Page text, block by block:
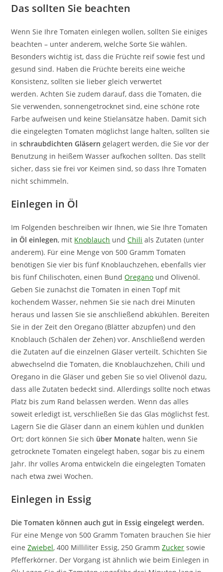
Das sollten Sie beachten
Wenn Sie Ihre Tomaten einlegen wollen, sollten Sie einiges
beachten – unter anderem, welche Sorte Sie wählen.
Besonders wichtig ist, dass die Früchte reif sowie fest und
gesund sind. Haben die Früchte bereits eine weiche
Konsistenz, sollten sie lieber gleich verwertet
werden. Achten Sie zudem darauf, dass die Tomaten, die
Sie verwenden, sonnengetrocknet sind, eine schöne rote
Farbe aufweisen und keine Stielansätze haben. Damit sich
die eingelegten Tomaten möglichst lange halten, sollten sie
inschraubdichten Gläsern gelagert werden, die Sie vor der
Benutzung in heißem Wasser aufkochen sollten. Das stellt
sicher, dass sie frei vor Keimen sind, so dass Ihre Tomaten
nicht schimmeln.
Einlegen in Öl
Im Folgenden beschreiben wir Ihnen, wie Sie Ihre Tomaten
in Öl einlegen, mit Knoblauch undChili als Zutaten (unter
anderem). Für eine Menge von 500 Gramm Tomaten
benötigen Sie vier bis fünf Knoblauchzehen, ebenfalls vier
bis fünf Chilischoten, einen BundOregano und Olivenöl.
Geben Sie zunächst die Tomaten in einen Topf mit
kochendem Wasser, nehmen Sie sie nach drei Minuten
heraus und lassen Sie sie anschließend abkühlen. Bereiten
Sie in der Zeit den Oregano (Blätter abzupfen) und den
Knoblauch (Schälen der Zehen) vor. Anschließend werden
die Zutaten auf die einzelnen Gläser verteilt. Schichten Sie
abwechselnd die Tomaten, die Knoblauchzehen, Chili und
Oregano in die Gläser und geben Sie so viel Olivenöl dazu,
dass alle Zutaten bedeckt sind. Allerdings sollte noch etwas
Platz bis zum Rand belassen werden. Wenn das alles
soweit erledigt ist, verschließen Sie das Glas möglichst fest.
Lagern Sie die Gläser dann an einem kühlen und dunklen
Ort; dort können Sie sich über Monate halten, wenn Sie
getrocknete Tomaten eingelegt haben, sogar bis zu einem
Jahr. Ihr volles Aroma entwickeln die eingelegten Tomaten
nach etwa zwei Wochen.
Einlegen in Essig
Die Tomaten können auch gut in Essig eingelegt werden.
Für eine Menge von 500 Gramm Tomaten brauchen Sie hier
eineZwiebel, 400 Milliliter Essig, 250 GrammZucker sowie
Pfefferkörner. Der Vorgang ist ähnlich wie beim Einlegen in